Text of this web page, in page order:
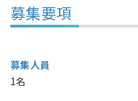
募集要項
募集人員
1名